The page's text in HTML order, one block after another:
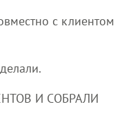
с клиентом
И СОБРАЛИ